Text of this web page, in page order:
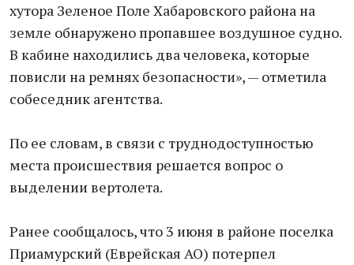
хутора Зеленое Поле Хабаровского района на
земле обнаружено пропавшее воздушное судно.
В кабине находились два человека, которые
повисли на ремнях безопасности», — отметила
собеседник агентства.
По ее словам, в связи с труднодоступностью
места происшествия решается вопрос о
выделении вертолета.
Ранее сообщалось, что 3 июня в районе поселка
Приамурский (Еврейская АО) потерпел